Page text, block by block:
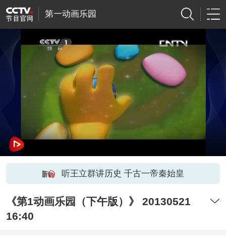
第一动画乐园
听王立群讲历史 千古一帝秦始皇
《第1动画乐园（下午版）》 20130521
16:40